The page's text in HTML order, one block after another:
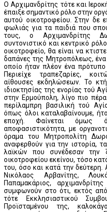
Ο Aρχιμανδρίτης τότε και
έπαιξε σημαντικό ρόλο στην
αυτού οικοτροφείου. Στην δε
φωλιάς για τα παιδιά που
τους, ο Αρχιμανδρίτης
συντονιστικό και κεντρικό
οικοτροφείο, θα είναι να
δαπάνες της Μητροπόλεως, ένα
οποίο ήταν πλέον ένα
Περιείχε τραπεζαρίες,
αίθουσες εκδηλώσεων. Το
ιδιοκτησίας της ενορίας τού
στην Ερμούπολη, λίγο πιο
περίλαμπρη βασιλική τού
όπως όλοι καταλαβαίνουμε,
εποχή. Φαίνεται όμως
αποφασιστικότητα, με
όραμα του Μητροπολίτη
αναφερθούν για την ιστορία,
λαϊκών που συνέδεσαν την
οικοτροφείου εκείνου, τόσο
του, όσο και κατά την
Νικόλαος Αρβανίτης,
Παπαμακάριος,
συμφωνούν στο ότι, εκτός
τότε Εκκλησιαστικού
Προϊσταμένου της,